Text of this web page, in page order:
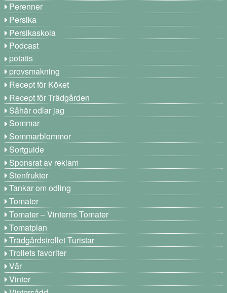
Perenner
Persika
Persikaskola
Podcast
potatis
provsmakning
Recept för Köket
Recept för Trädgården
Såhär odlar jag
Sommar
Sommarblommor
Sortguide
Sponsrat av reklam
Stenfrukter
Tankar om odling
Tomater
Tomater – Vinterns Tomater
Tomatplan
Trädgårdstrollet Turistar
Trollets favoriter
Vår
Vinter